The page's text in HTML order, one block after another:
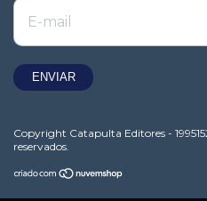
Copyright Catapulta Editores -
reservados.